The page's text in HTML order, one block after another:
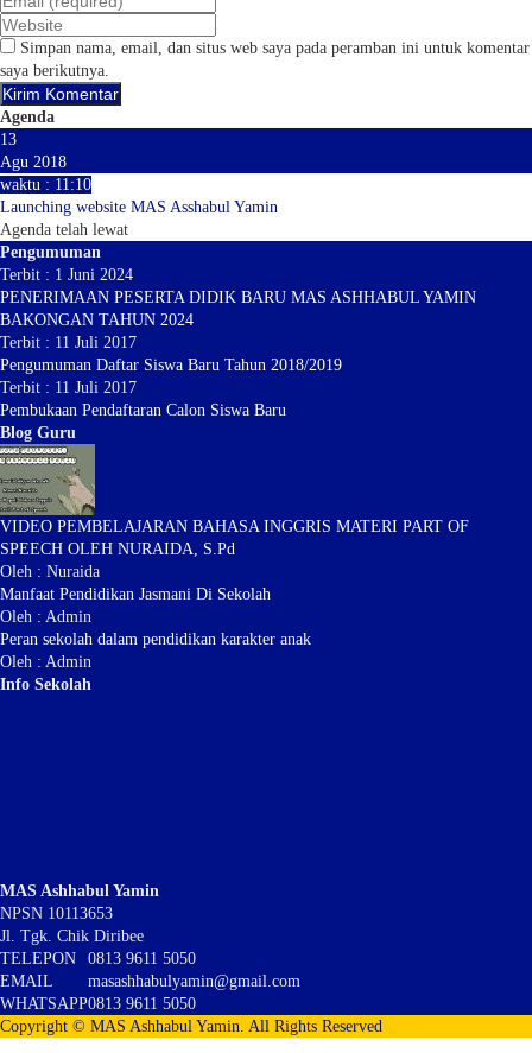
Simpan nama, email, dan situs web saya pada peramban ini untuk komentar
saya berikutnya.
Agenda
13
Agu 2018
waktu : 11:10
Launching website MAS Asshabul Yamin
Agenda telah lewat
Pengumuman
Terbit : 1 Juni 2024
PENERIMAAN PESERTA DIDIK BARU MAS ASHHABUL YAMIN
BAKONGAN TAHUN 2024
Terbit : 11 Juli 2017
Pengumuman Daftar Siswa Baru Tahun 2018/2019
Terbit : 11 Juli 2017
Pembukaan Pendaftaran Calon Siswa Baru
Blog Guru
VIDEO PEMBELAJARAN BAHASA INGGRIS MATERI PART OF
SPEECH OLEH NURAIDA, S.Pd
Oleh : Nuraida
Manfaat Pendidikan Jasmani Di Sekolah
Oleh : Admin
Peran sekolah dalam pendidikan karakter anak
Oleh : Admin
Info Sekolah
MAS Ashhabul Yamin
NPSN 10113653
Jl. Tgk. Chik Diribee
TELEPON
0813 9611 5050
EMAIL
masashhabulyamin@gmail.com
WHATSAPP0813 9611 5050
Copyright © MAS Ashhabul Yamin. All Rights Reserved​